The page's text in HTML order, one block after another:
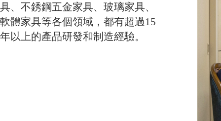
具、不銹鋼五金家具、玻璃家具、
軟體家具等各個領域，都有超過15
年以上的產品研發和制造經驗。